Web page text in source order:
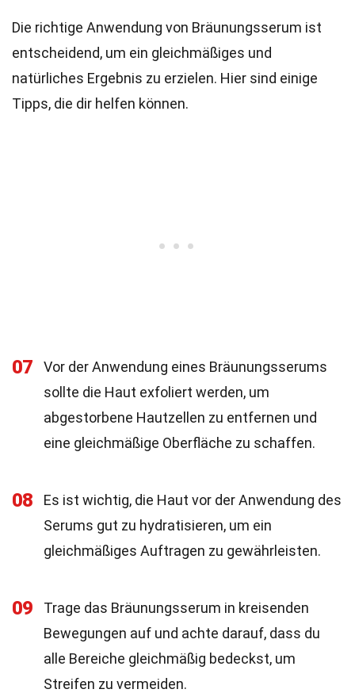
Die richtige Anwendung von Bräunungsserum ist
entscheidend, um ein gleichmäßiges und
natürliches Ergebnis zu erzielen. Hier sind einige
Tipps, die dir helfen können.
07
Vor der Anwendung eines Bräunungsserums
sollte die Haut exfoliert werden, um
abgestorbene Hautzellen zu entfernen und
eine gleichmäßige Oberfläche zu schaffen.
08
Es ist wichtig, die Haut vor der Anwendung des
Serums gut zu hydratisieren, um ein
gleichmäßiges Auftragen zu gewährleisten.
09
Trage das Bräunungsserum in kreisenden
Bewegungen auf und achte darauf, dass du
alle Bereiche gleichmäßig bedeckst, um
Streifen zu vermeiden.